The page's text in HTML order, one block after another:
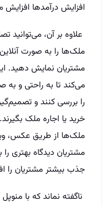
افزایش درآمد‌ها افزایش
علاوه بر آن، می‌توانید
ملک‌ها را به صورت
مشتریان نمایش دهید.
می‌کند تا به راحتی و
را بررسی کنند و
خرید یا اجاره ملک
ملک‌ها از طریق عکس‌،
مشتریان دیدگاه بهتری
جذب بیشتر مشتریان را
ناگفته نماند که با